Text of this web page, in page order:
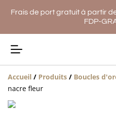
Frais de port gratuit à partir
FDP-
Accueil / Produits / Boucles
nacre fleur